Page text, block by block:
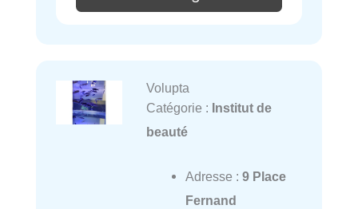
Volupta
Catégorie : Institut de
beauté
Adresse : 9 Place
Fernand